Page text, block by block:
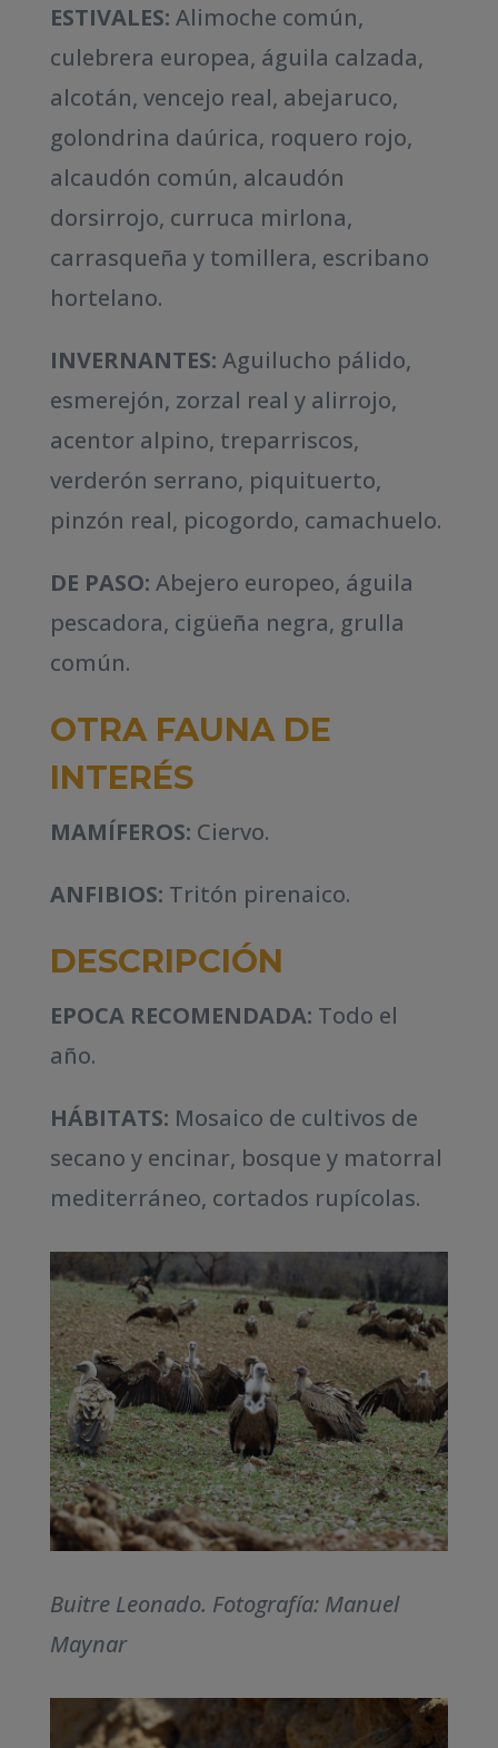
ESTIVALES: Alimoche común,
culebrera europea, águila calzada,
alcotán, vencejo real, abejaruco,
golondrina daúrica, roquero rojo,
alcaudón común, alcaudón
dorsirrojo, curruca mirlona,
carrasqueña y tomillera, escribano
hortelano.
INVERNANTES: Aguilucho pálido,
esmerejón, zorzal real y alirrojo,
acentor alpino, treparriscos,
verderón serrano, piquituerto,
pinzón real, picogordo, camachuelo.
DE PASO: Abejero europeo, águila
pescadora, cigüeña negra, grulla
común.
OTRA FAUNA DE
INTERÉS
MAMÍFEROS: Ciervo.
ANFIBIOS: Tritón pirenaico.
DESCRIPCIÓN
EPOCA RECOMENDADA: Todo el
año.
HÁBITATS: Mosaico de cultivos de
secano y encinar, bosque y matorral
mediterráneo, cortados rupícolas.
Buitre Leonado. Fotografía: Manuel
Maynar